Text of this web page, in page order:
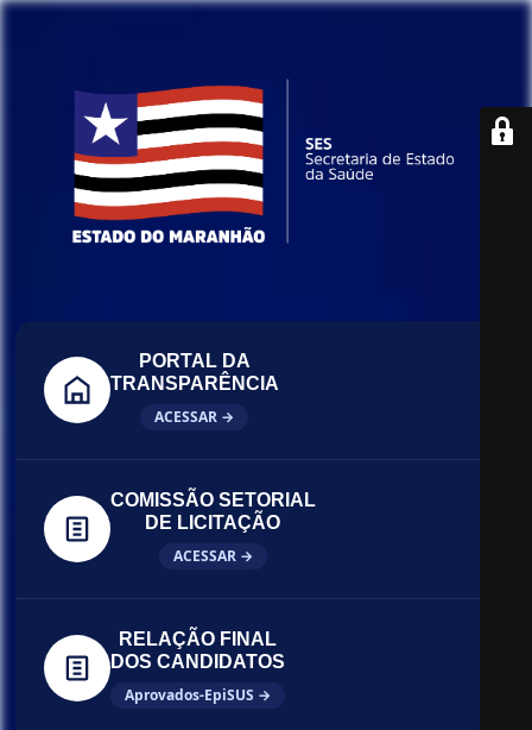
PORTAL DA
TRANSPARÊNCIA
ACESSAR →
COMISSÃO SETORIAL
DE LICITAÇÃO
ACESSAR →
RELAÇÃO FINAL
DOS CANDIDATOS
Aprovados-EpiSUS →